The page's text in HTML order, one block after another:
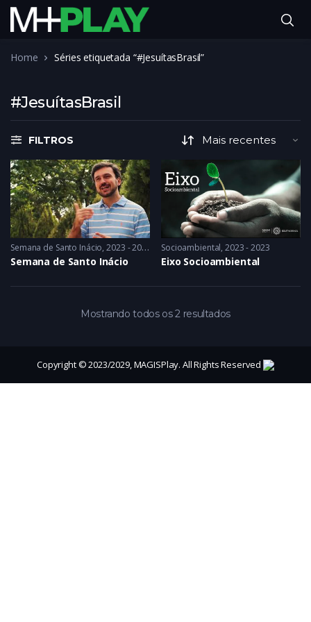
Home Séries etiquetada “#JesuítasBrasil”
#JesuítasBrasil
FILTROS
Semana de Santo Inácio 2023 - 2023
Semana de Santo Inácio
Socioambiental 2023 - 2023
Eixo Socioambiental
Mostrando todos os 2 resultados
Copyright © 2023/2029, MAGISPlay. All Rights Reserved